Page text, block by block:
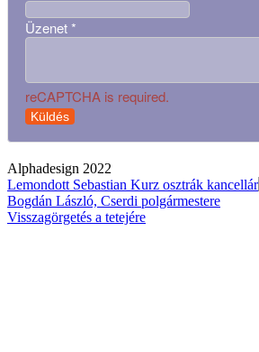
Üzenet*
reCAPTCHA is required.
Küldés
Alphadesign 2022
Lemondott Sebastian Kurz osztrák kancellár
Bogdán László, Cserdi polgármestere
Visszagörgetés a tetejére